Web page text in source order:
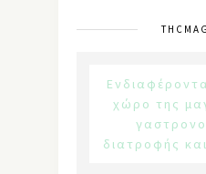
χώρο της
διατροφής